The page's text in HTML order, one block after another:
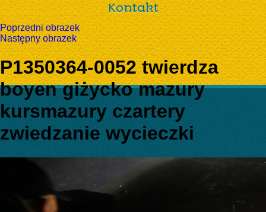
Kontakt
Poprzedni obrazek
Następny obrazek
P1350364-0052 twierdza
boyen giżycko mazury
kursmazury czartery
zwiedzanie wycieczki